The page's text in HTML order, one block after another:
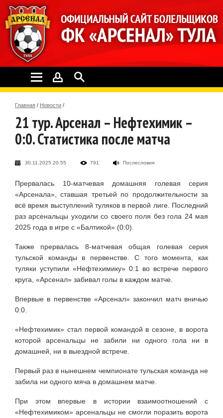
Главная / Новости /
21 тур. Арсенал – Нефтехимик –
0:0. Статистика после матча
30.11.2025 20:55 791 Послесловия
Прервалась 10-матчевая домашняя голевая серия
«Арсенала», ставшая третьей по продолжительности за
всё время выступлений туляков в первой лиге. Последний
раз арсенальцы уходили со своего поля без гола 24 мая
2025 года в игре с «Балтикой» (0:0).
Также прервалась 8-матчевая общая голевая серия
тульской команды в первенстве. С того момента, как
туляки уступили «Нефтехимику» 0:1 во встрече первого
круга, «Арсенал» забивал голы в каждом матче.
Впервые в первенстве «Арсенал» закончил матч вничью
0:0.
«Нефтехимик» стал первой командой в сезоне, в ворота
которой арсенальцы не забили ни одного гола ни в
домашней, ни в выездной встрече.
Первый раз в нынешнем чемпионате тульская команда не
забила ни одного мяча в домашнем матче.
При этом впервые в истории взаимоотношений с
«Нефтехимиком» арсенальцы не смогли поразить ворота